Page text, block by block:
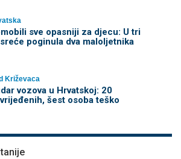
sve opasniji za djecu: U tri
poginula dva maloljetnika
Križevaca
vozova u Hrvatskoj: 20
šest osoba teško